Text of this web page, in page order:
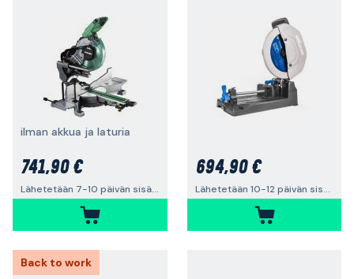
ilman akkua ja laturia
741,90 €
Lähetetään 7-10 päivän sisällä
694,90 €
Lähetetään 10-12 päivän sisällä
Back to work